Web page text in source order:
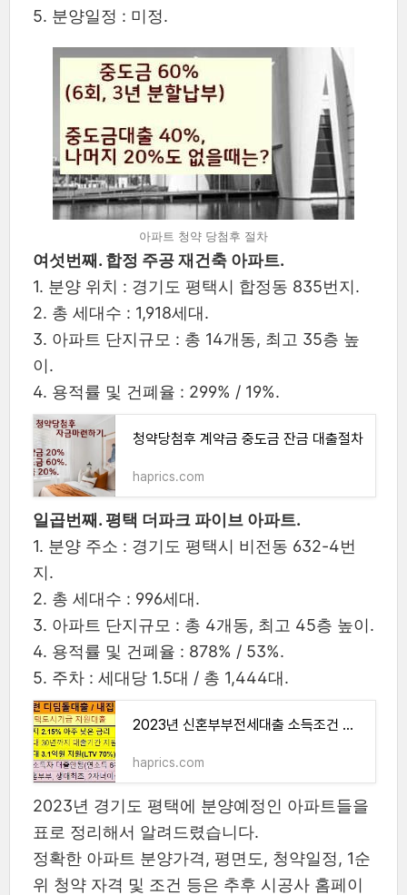
5. 분양일정 : 미정.
아파트 청약 당첨후 절차
여섯번째. 합정 주공 재건축 아파트.
1. 분양 위치 : 경기도 평택시 합정동 835번지.
2. 총 세대수 : 1,918세대.
3. 아파트 단지규모 : 총 14개동, 최고 35층 높
이.
4. 용적률 및 건폐율 : 299% / 19%.
청약당첨후 계약금 중도금 잔금 대출절차
haprics.com
일곱번째. 평택 더파크 파이브 아파트.
1. 분양 주소 : 경기도 평택시 비전동 632-4번
지.
2. 총 세대수 : 996세대.
3. 아파트 단지규모 : 총 4개동, 최고 45층 높이.
4. 용적률 및 건폐율 : 878% / 53%.
5. 주차 : 세대당 1.5대 / 총 1,444대.
2023년 신혼부부전세대출 소득조건 금리 서류
haprics.com
2023년 경기도 평택에 분양예정인 아파트들을
표로 정리해서 알려드렸습니다.
정확한 아파트 분양가격, 평면도, 청약일정, 1순
위 청약 자격 및 조건 등은 추후 시공사 홈페이